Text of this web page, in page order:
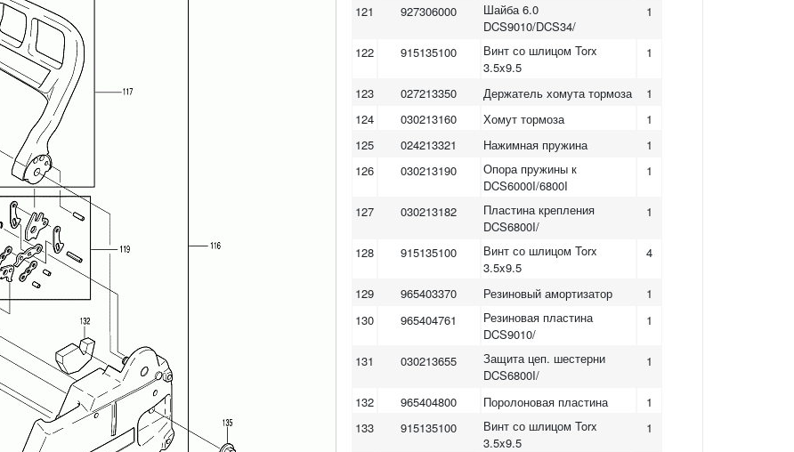
121
927306000
Шайба 6.0
DCS9010/DCS34/
1
122 915135100
Винт со шлицом Torx
3.5x9.5
1
123 027213350 Держатель хомута тормоза
1
124
030213160 Хомут тормоза
1
125
024213321 Нажимная пружина
1
126
030213190
Опора пружины к
DCS6000I/6800I
1
127 030213182
Пластина крепления
DCS6800I/
1
128 915135100
Винт со шлицом Torx
3.5x9.5
4
129 965403370 Резиновый амортизатор
1
130
965404761
Резиновая пластина
DCS9010/
1
131 030213655
Защита цеп. шестерни
DCS6800I/
1
132 965404800 Поролоновая пластина
1
133
915135100
Винт со шлицом Torx
3.5x9.5
1